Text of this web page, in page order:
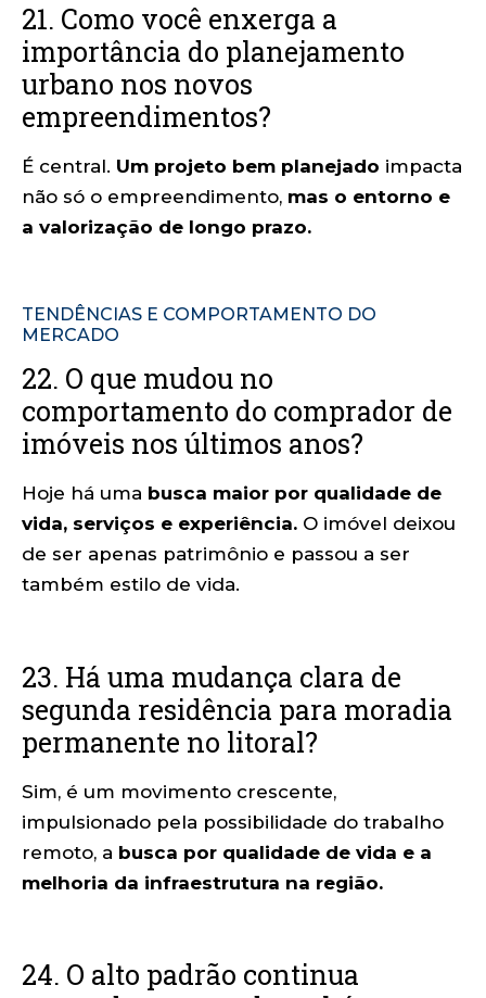
21. Como você enxerga a
importância do planejamento
urbano nos novos
empreendimentos?
É central. Um projeto bem planejado impacta
não só o empreendimento, mas o entorno e
a valorização de longo prazo.
TENDÊNCIAS E COMPORTAMENTO DO
MERCADO
22. O que mudou no
comportamento do comprador de
imóveis nos últimos anos?
Hoje há uma busca maior por qualidade de
vida, serviços e experiência. O imóvel deixou
de ser apenas patrimônio e passou a ser
também estilo de vida.
23. Há uma mudança clara de
segunda residência para moradia
permanente no litoral?
Sim, é um movimento crescente,
impulsionado pela possibilidade do trabalho
remoto, a busca por qualidade de vida e a
melhoria da infraestrutura na região.
24. O alto padrão continua